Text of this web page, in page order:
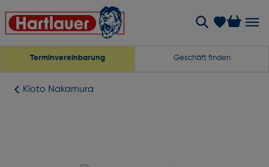
Terminvereinbarung Geschäft finden
Kioto Nakamura